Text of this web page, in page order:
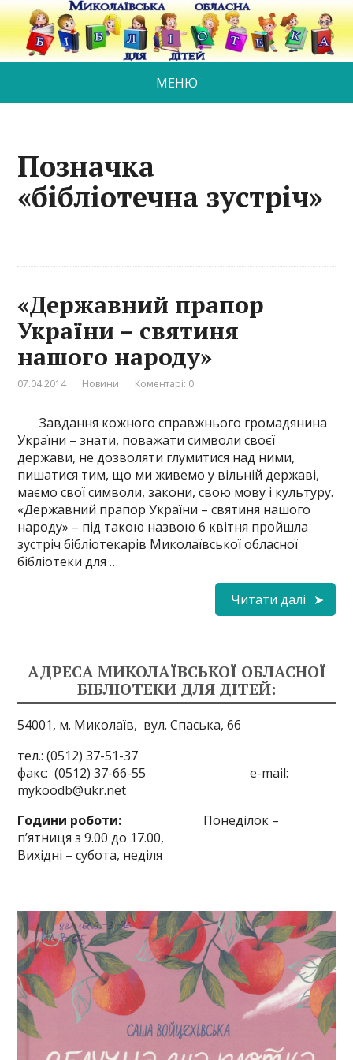
МЕНЮ
Позначка
«бібліотечна зустріч»
«Державний прапор
України – святиня
нашого народу»
07.04.2014 Новини Коментарі: 0
Завдання кожного справжнього громадянина
України – знати, поважати символи своєї
держави, не дозволяти глумитися над ними,
пишатися тим, що ми живемо у вільній державі,
маємо свої символи, закони, свою мову і культуру.
«Державний прапор України – святиня нашого
народу» – під такою назвою 6 квітня пройшла
зустріч бібліотекарів Миколаївської обласної
бібліотеки для …
Читати далі
АДРЕСА МИКОЛАЇВСЬКОЇ ОБЛАСНОЇ
БІБЛІОТЕКИ ДЛЯ ДІТЕЙ:
54001, м. Миколаїв, вул. Спаська, 66
тел.: (0512) 37-51-37
факс: (0512) 37-66-55 e-mail:
mykoodb@ukr.net
Години роботи: Понеділок –
п’ятниця з 9.00 до 17.00,
Вихідні – субота, неділя